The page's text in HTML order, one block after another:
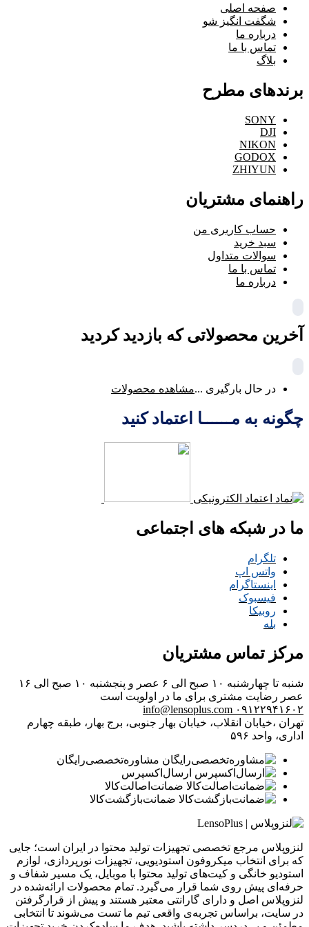
صفحه اصلی
شگفت انگیز شو
درباره ما
تماس با ما
بلاگ
برندهای مطرح
SONY
DJI
NIKON
GODOX
ZHIYUN
راهنمای مشتریان
حساب کاربری من
سبد خرید
سوالات متداول
تماس با ما
درباره ما
آخرین محصولاتی که بازدید کردید
در حال بارگیری ...مشاهده محصولات
چگونه به مــــــا اعتماد کنید
ما در شبکه های اجتماعی
تلگرام
واتس اپ
اینستاگرام
فیسبوک
روبیکا
بله
مرکز تماس مشتریان
شنبه تا چهارشنبه ۱۰ صبح الی ۶ عصر و پنجشنبه ۱۰ صبح الی ۱۶
عصر رضایت مشتری برای ما در اولویت است
۰۹۱۲۲۹۴۱۶۰۲ info@lensoplus.com
تهران ،خیابان انقلاب، خیابان بهار جنوبی، برج بهار، طبقه چهارم
اداری، واحد ۵۹۶
مشاوره‌تخصصی‌رایگان
ارسال‌اکسپرس
ضمانت‌اصالت‌کالا
ضمانت‌بازگشت‌کالا
لنزوپلاس مرجع تخصصی تجهیزات تولید محتوا در ایران است؛ جایی
که برای انتخاب میکروفون استودیویی، تجهیزات نورپردازی، لوازم
استودیو خانگی و کیت‌های تولید محتوا با موبایل، یک مسیر شفاف و
حرفه‌ای پیش روی شما قرار می‌گیرد. تمام محصولات ارائه‌شده در
لنزوپلاس اصل و دارای گارانتی معتبر هستند و پیش از قرارگرفتن
در سایت، براساس تجربه‌ی واقعی تیم ما تست می‌شوند تا انتخابی